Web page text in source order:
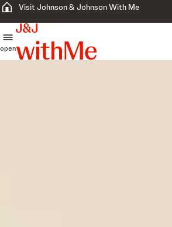
Visit Johnson & Johnson With Me
open